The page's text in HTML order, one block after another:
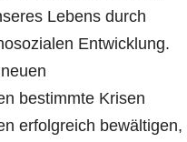
Lebens durch
Entwicklung.
bestimmte Krisen
erfolgreich bewältigen,